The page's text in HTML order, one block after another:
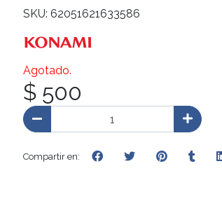
SKU: 62051621633586
Agotado.
$ 500
Compartir en: